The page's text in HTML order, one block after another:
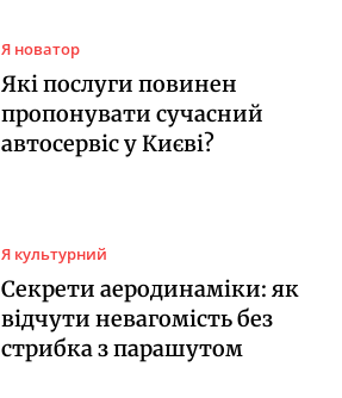
Я новатор
Які послуги повинен
пропонувати сучасний
автосервіс у Києві?
Я культурний
Секрети аеродинаміки: як
відчути невагомість без
стрибка з парашутом